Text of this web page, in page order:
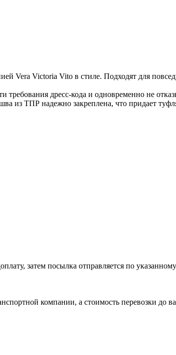
Vera Victoria Vito в стиле. Подходят для
требования дресс-кода и одновременно не
из ТПР надежно закреплена, что придает
затем посылка отправляется по
компании, а стоимость перевозки до